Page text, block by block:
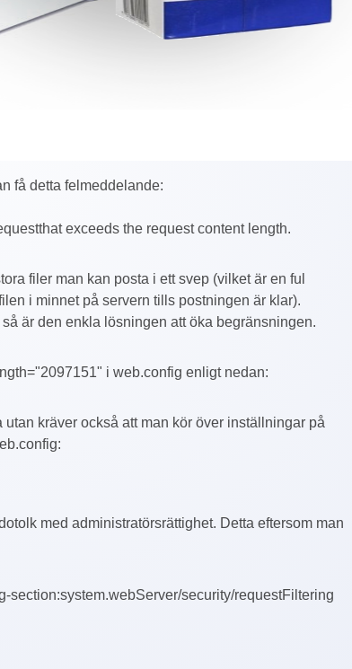
få detta felmeddelande:
exceeds the request content length.
filer man kan posta i ett svep (vilket är en ful
i minnet på servern tills postningen är klar).
är den enkla lösningen att öka begränsningen.
i web.config enligt nedan:
kräver också att man kör över inställningar på
med administratörsrättighet. Detta eftersom man
section:system.webServer/security/requestFiltering